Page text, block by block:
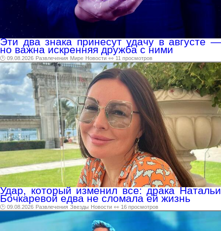
Эти два знака принесут удачу в августе —
но важна искренняя дружба с ними
🕑 09.08.2026 Развлечения Мире Новости 👀 11 просмотров
Удар, который изменил все: драка Натальи
Бочкаревой едва не сломала ей жизнь
🕑 09.08.2026 Развлечения Звезды Новости 👀 16 просмотров